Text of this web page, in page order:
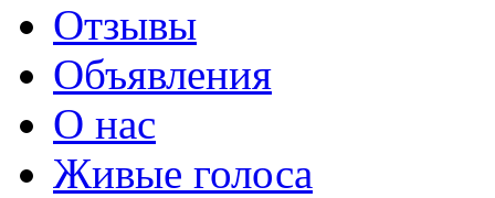
Отзывы
Объявления
О нас
Живые голоса